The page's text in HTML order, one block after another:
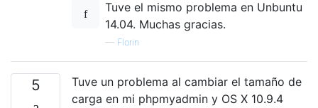
Tuve el mismo problema en Unbuntu
14.04. Muchas gracias.
— Florin
5
Tuve un problema al cambiar el tamaño de
carga en mi phpmyadmin y OS X 10.9.4